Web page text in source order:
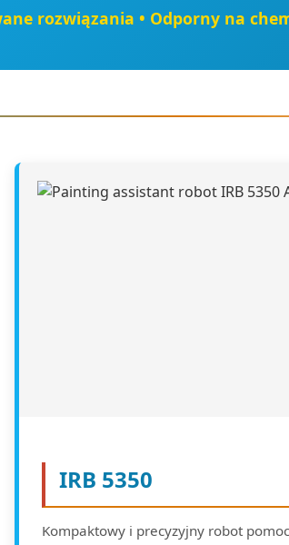
rozwiązania • Odporny na
IRB 5350
Kompaktowy i precyzyjny robot